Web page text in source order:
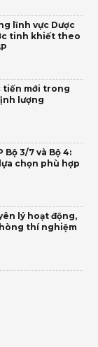
lĩnh vực Dược
tinh khiết theo
tiến mới trong
lượng
3/7 và Bộ 4:
chọn phù hợp
lý hoạt động,
thí nghiệm